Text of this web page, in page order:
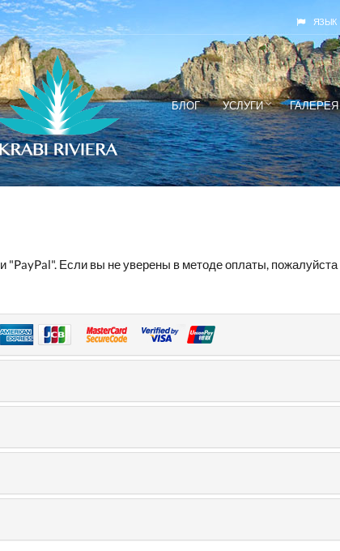
ЯЗЫК
БЛОГ УСЛУГИ ГАЛЕРЕЯ
Если вы не уверены в методе оплаты, пожалуйста